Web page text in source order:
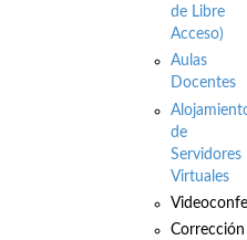
de Libre
Acceso)
Aulas
Docentes
de
Servidores
Virtuales
Corrección